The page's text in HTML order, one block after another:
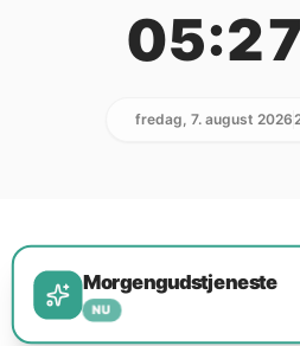
fredag, 7. august 2026
Morgengudstjeneste
NU